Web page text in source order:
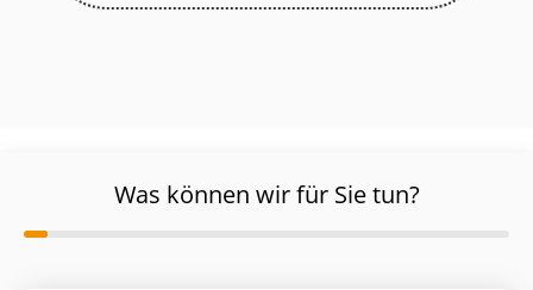
Was können wir für Sie tun?